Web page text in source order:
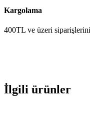
Kargolama
400TL ve üzeri
İlgili ürünler